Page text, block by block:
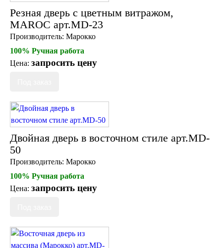
Резная дверь с цветным витражом,
MAROC арт.MD-23
Производитель: Марокко
100% Ручная работа
Цена: запросить цену
Двойная дверь в восточном стиле арт.MD-
50
Производитель: Марокко
100% Ручная работа
Цена: запросить цену